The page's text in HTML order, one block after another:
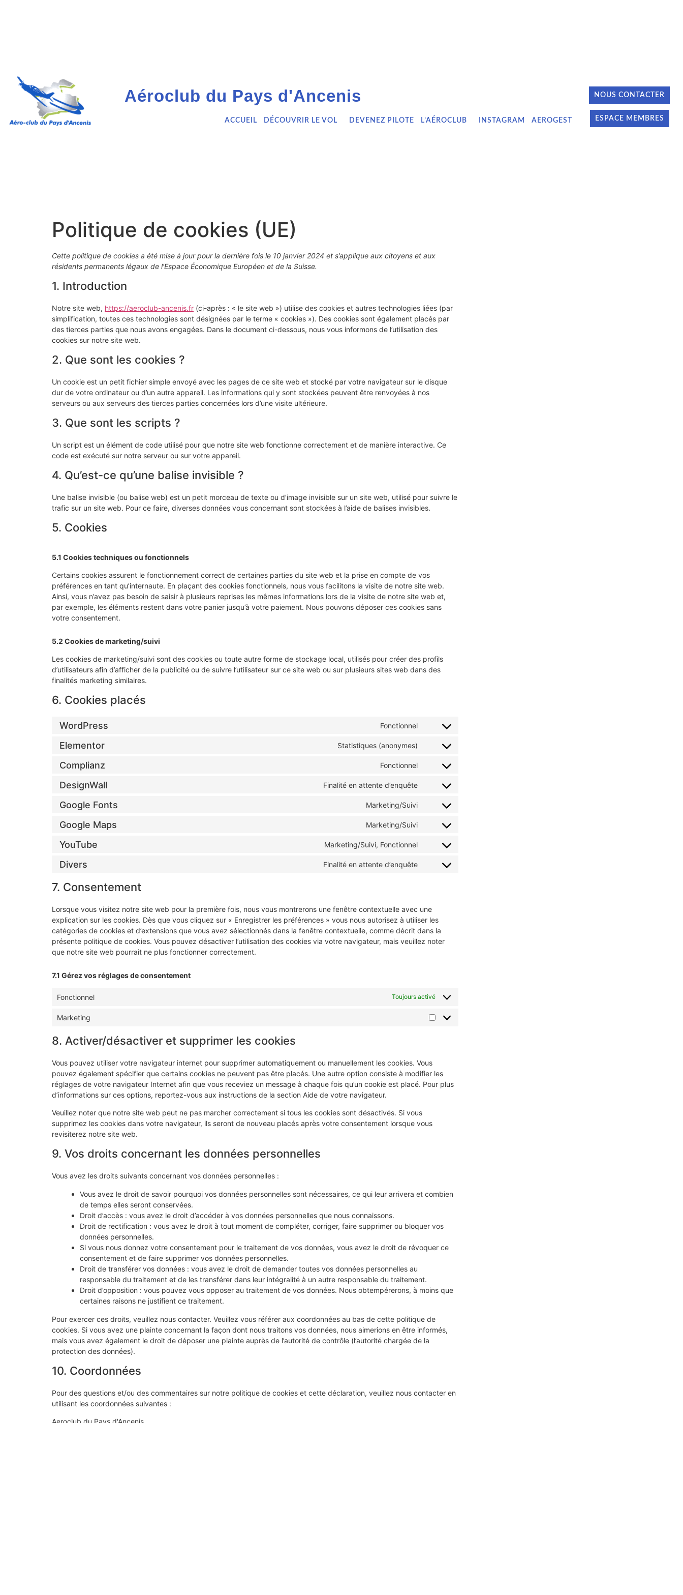
Aéroclub du Pays d'Ancenis
ACCUEIL DÉCOUVRIR LE VOL DEVENEZ PILOTE L’AÉROCLUB INSTAGRAM AEROGEST
NOUS CONTACTER
ESPACE MEMBRES
Politique de cookies (UE)
Cette politique de cookies a été mise à jour pour la dernière fois le 10 janvier 2024 et s’applique aux citoyens et aux
résidents permanents légaux de l’Espace Économique Européen et de la Suisse.
1. Introduction
Notre site web, https://aeroclub-ancenis.fr (ci-après : « le site web ») utilise des cookies et autres technologies liées (par
simplification, toutes ces technologies sont désignées par le terme « cookies »). Des cookies sont également placés par
des tierces parties que nous avons engagées. Dans le document ci-dessous, nous vous informons de l’utilisation des
cookies sur notre site web.
2. Que sont les cookies ?
Un cookie est un petit fichier simple envoyé avec les pages de ce site web et stocké par votre navigateur sur le disque
dur de votre ordinateur ou d’un autre appareil. Les informations qui y sont stockées peuvent être renvoyées à nos
serveurs ou aux serveurs des tierces parties concernées lors d’une visite ultérieure.
3. Que sont les scripts ?
Un script est un élément de code utilisé pour que notre site web fonctionne correctement et de manière interactive. Ce
code est exécuté sur notre serveur ou sur votre appareil.
4. Qu’est-ce qu’une balise invisible ?
Une balise invisible (ou balise web) est un petit morceau de texte ou d’image invisible sur un site web, utilisé pour suivre le
trafic sur un site web. Pour ce faire, diverses données vous concernant sont stockées à l’aide de balises invisibles.
5. Cookies
5.1 Cookies techniques ou fonctionnels
Certains cookies assurent le fonctionnement correct de certaines parties du site web et la prise en compte de vos
préférences en tant qu’internaute. En plaçant des cookies fonctionnels, nous vous facilitons la visite de notre site web.
Ainsi, vous n’avez pas besoin de saisir à plusieurs reprises les mêmes informations lors de la visite de notre site web et,
par exemple, les éléments restent dans votre panier jusqu’à votre paiement. Nous pouvons déposer ces cookies sans
votre consentement.
5.2 Cookies de marketing/suivi
Les cookies de marketing/suivi sont des cookies ou toute autre forme de stockage local, utilisés pour créer des profils
d’utilisateurs afin d’afficher de la publicité ou de suivre l’utilisateur sur ce site web ou sur plusieurs sites web dans des
finalités marketing similaires.
6. Cookies placés
WordPress Fonctionnel
Elementor Statistiques (anonymes)
Complianz Fonctionnel
DesignWall Finalité en attente d’enquête
Google Fonts Marketing/Suivi
Google Maps Marketing/Suivi
YouTube Marketing/Suivi, Fonctionnel
Divers Finalité en attente d’enquête
7. Consentement
Lorsque vous visitez notre site web pour la première fois, nous vous montrerons une fenêtre contextuelle avec une
explication sur les cookies. Dès que vous cliquez sur « Enregistrer les préférences » vous nous autorisez à utiliser les
catégories de cookies et d’extensions que vous avez sélectionnés dans la fenêtre contextuelle, comme décrit dans la
présente politique de cookies. Vous pouvez désactiver l’utilisation des cookies via votre navigateur, mais veuillez noter
que notre site web pourrait ne plus fonctionner correctement.
7.1 Gérez vos réglages de consentement
Fonctionnel Toujours activé
Marketing
8. Activer/désactiver et supprimer les cookies
Vous pouvez utiliser votre navigateur internet pour supprimer automatiquement ou manuellement les cookies. Vous
pouvez également spécifier que certains cookies ne peuvent pas être placés. Une autre option consiste à modifier les
réglages de votre navigateur Internet afin que vous receviez un message à chaque fois qu’un cookie est placé. Pour plus
d’informations sur ces options, reportez-vous aux instructions de la section Aide de votre navigateur.
Veuillez noter que notre site web peut ne pas marcher correctement si tous les cookies sont désactivés. Si vous
supprimez les cookies dans votre navigateur, ils seront de nouveau placés après votre consentement lorsque vous
revisiterez notre site web.
9. Vos droits concernant les données personnelles
Vous avez les droits suivants concernant vos données personnelles :
Vous avez le droit de savoir pourquoi vos données personnelles sont nécessaires, ce qui leur arrivera et combien
de temps elles seront conservées.
Droit d’accès : vous avez le droit d’accéder à vos données personnelles que nous connaissons.
Droit de rectification : vous avez le droit à tout moment de compléter, corriger, faire supprimer ou bloquer vos
données personnelles.
Si vous nous donnez votre consentement pour le traitement de vos données, vous avez le droit de révoquer ce
consentement et de faire supprimer vos données personnelles.
Droit de transférer vos données : vous avez le droit de demander toutes vos données personnelles au
responsable du traitement et de les transférer dans leur intégralité à un autre responsable du traitement.
Droit d’opposition : vous pouvez vous opposer au traitement de vos données. Nous obtempérerons, à moins que
certaines raisons ne justifient ce traitement.
Pour exercer ces droits, veuillez nous contacter. Veuillez vous référer aux coordonnées au bas de cette politique de
cookies. Si vous avez une plainte concernant la façon dont nous traitons vos données, nous aimerions en être informés,
mais vous avez également le droit de déposer une plainte auprès de l’autorité de contrôle (l’autorité chargée de la
protection des données).
10. Coordonnées
Pour des questions et/ou des commentaires sur notre politique de cookies et cette déclaration, veuillez nous contacter en
utilisant les coordonnées suivantes :
Aeroclub du Pays d'Ancenis